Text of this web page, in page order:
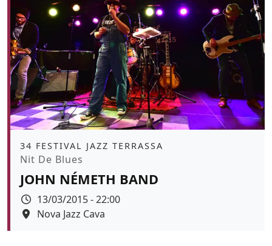
Àmbit
34 FESTIVAL JAZZ TERRASSA
Promoció
Nit De Blues
JOHN NÉMETH BAND
Data
13/03/2015 - 22:00
Espai
Nova Jazz Cava